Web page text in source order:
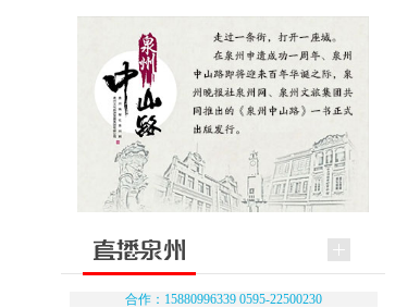
合作：15880996339 0595-22500230